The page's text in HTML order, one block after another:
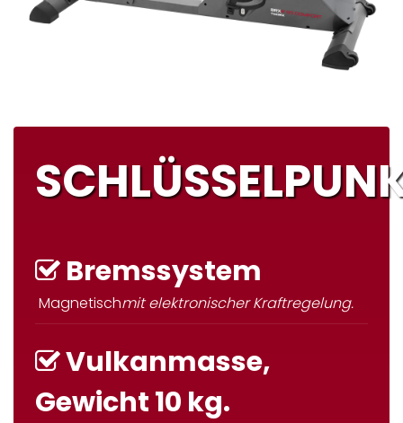
Bremssystem
Magnetischmit elektronischer Kraftregelung.
Vulkanmasse,
Gewicht 10 kg.